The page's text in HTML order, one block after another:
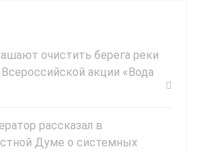
очистить берега реки
акции «Вода
рассказал в
Думе о системных